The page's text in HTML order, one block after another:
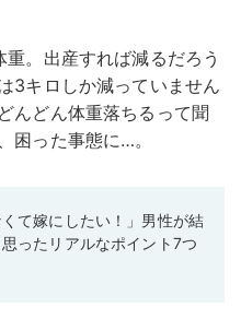
。出産すれば減るだろう
3キロしか減っていません
んどん体重落ちるって聞
困った事態に…。
くて嫁にしたい！」男性が結
ったリアルなポイント7つ